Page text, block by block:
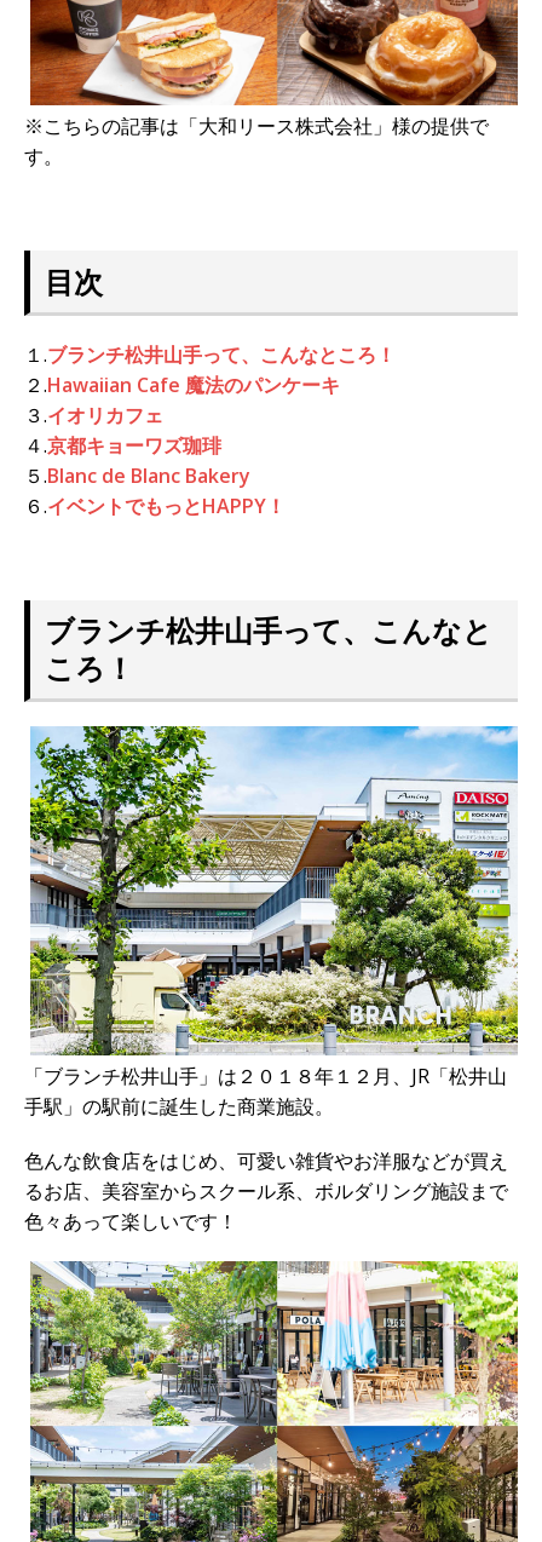
※こちらの記事は「大和リース株式会社」様の提供で
す。
目次
１.ブランチ松井山手って、こんなところ！
２.Hawaiian Cafe 魔法のパンケーキ
３.イオリカフェ
４.京都キョーワズ珈琲
５.Blanc de Blanc Bakery
６.イベントでもっとHAPPY！
ブランチ松井山手って、こんなと
ころ！
「ブランチ松井山手」は２０１８年１２月、JR「松井山
手駅」の駅前に誕生した商業施設。
色んな飲食店をはじめ、可愛い雑貨やお洋服などが買え
るお店、美容室からスクール系、ボルダリング施設まで
色々あって楽しいです！